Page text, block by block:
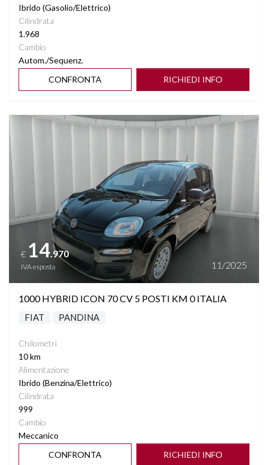
Ibrido (Gasolio/Elettrico)
Cilindrata
1.968
Cambio
Autom./Sequenz.
CONFRONTA
RICHIEDI INFO
Vedi dettagli
€ 14.970
IVA esposta 11/2025
1000 HYBRID ICON 70 CV 5 POSTI KM 0 ITALIA
FIAT PANDINA
Chilometri
10 km
Alimentazione
Ibrido (Benzina/Elettrico)
Cilindrata
999
Cambio
Meccanico
CONFRONTA
RICHIEDI INFO